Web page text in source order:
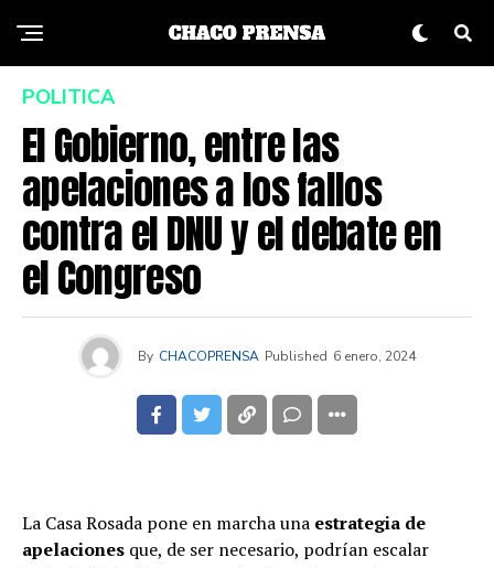
POLITICA
El Gobierno, entre las
apelaciones a los fallos
contra el DNU y el debate en
el Congreso
By CHACOPRENSA Published 6 enero, 2024
La Casa Rosada pone en marcha una estrategia de
apelaciones que, de ser necesario, podrían escalar